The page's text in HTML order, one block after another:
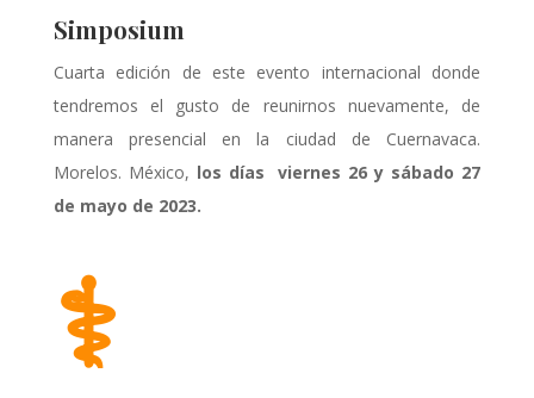
Simposium
Cuarta edición de este evento internacional donde
tendremos el gusto de reunirnos nuevamente, de
manera presencial en la ciudad de Cuernavaca.
Morelos. México, los días viernes 26 y sábado 27
de mayo de 2023.
⚕️